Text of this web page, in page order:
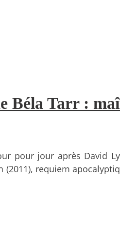
Béla Tarr :
pour jour après David
requiem